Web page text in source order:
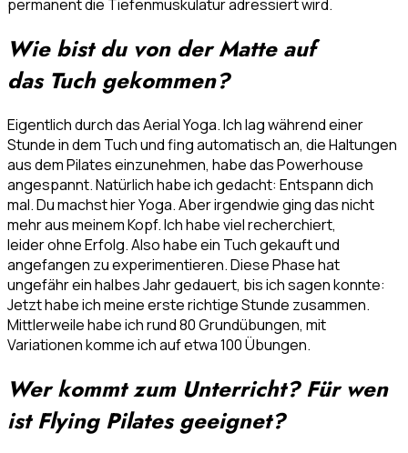
permanent die Tiefenmuskulatur adressiert wird.
Wie bist du von der Matte auf
das Tuch gekommen?
Eigentlich durch das Aerial Yoga. Ich lag während einer
Stunde in dem Tuch und fing automatisch an, die Haltungen
aus dem Pilates einzunehmen, habe das Powerhouse
angespannt. Natürlich habe ich gedacht: Entspann dich
mal. Du machst hier Yoga. Aber irgendwie ging das nicht
mehr aus meinem Kopf. Ich habe viel recherchiert,
leider ohne Erfolg. Also habe ein Tuch gekauft und
angefangen zu experimentieren. Diese Phase hat
ungefähr ein halbes Jahr gedauert, bis ich sagen konnte:
Jetzt habe ich meine erste richtige Stunde zusammen.
Mittlerweile habe ich rund 80 Grundübungen, mit
Variationen komme ich auf etwa 100 Übungen.
Wer kommt zum Unterricht? Für wen
ist Flying Pilates geeignet?